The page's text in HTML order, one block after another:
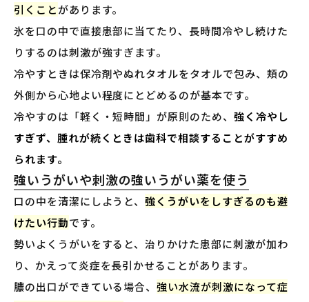
引くことがあります。
氷を口の中で直接患部に当てたり、長時間冷やし続けた
りするのは刺激が強すぎます。
冷やすときは保冷剤やぬれタオルをタオルで包み、頬の
外側から心地よい程度にとどめるのが基本です。
冷やすのは「軽く・短時間」が原則のため、 強く冷やし
すぎず、腫れが続くときは歯科で相談することがすすめ
られます。
強いうがいや刺激の強いうがい薬を使う
口の中を清潔にしようと、強くうがいをしすぎるのも避
けたい行動です。
勢いよくうがいをすると、治りかけた患部に刺激が加わ
り、かえって炎症を長引かせることがあります。
膿の出口ができている場合、強い水流が刺激になって症